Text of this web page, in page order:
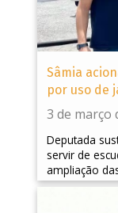
Sâmia
por uso de
3 de março
Deputada
servir de
ampliação